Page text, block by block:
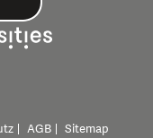
AGB Sitemap